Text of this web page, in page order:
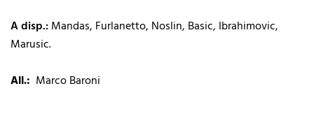
A disp.:Mandas, Furlanetto, Noslin, Basic, Ibrahimovic,
Marusic.
All.: Marco Baroni